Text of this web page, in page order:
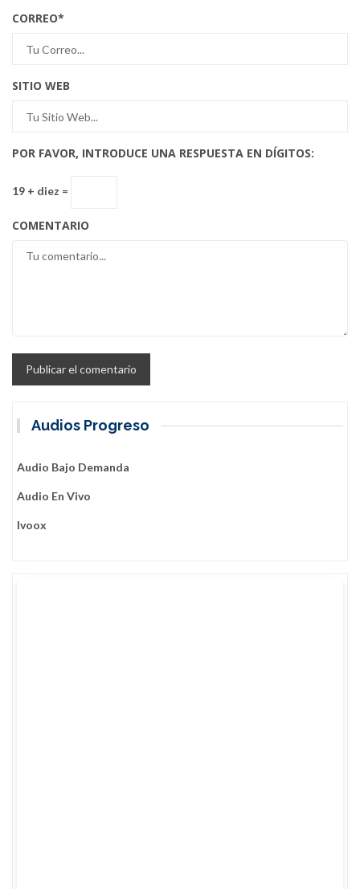
CORREO*
SITIO WEB
POR FAVOR, INTRODUCE UNA RESPUESTA EN DÍGITOS:
19 + diez =
COMENTARIO
Audios Progreso
Audio Bajo Demanda
Audio En Vivo
Ivoox